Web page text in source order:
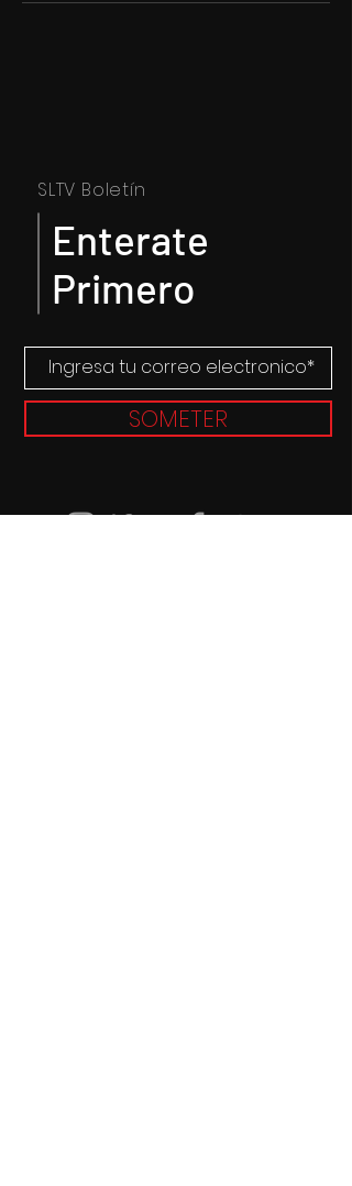
SLTV Boletín
Enterate
Primero
SOMETER